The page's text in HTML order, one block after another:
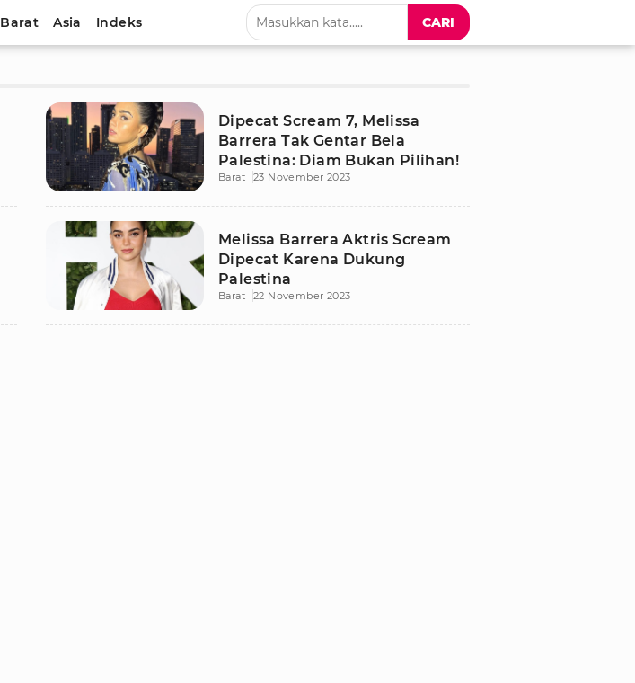
Barat Asia Indeks CARI
Dipecat Scream 7, Melissa
Barrera Tak Gentar Bela
Palestina: Diam Bukan Pilihan!
Barat 23 November 2023
Melissa Barrera Aktris Scream
Dipecat Karena Dukung
Palestina
Barat 22 November 2023